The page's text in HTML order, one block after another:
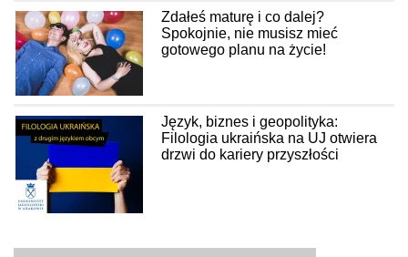
Zdałeś maturę i co dalej?
Spokojnie, nie musisz mieć
gotowego planu na życie!
Język, biznes i geopolityka:
Filologia ukraińska na UJ otwiera
drzwi do kariery przyszłości